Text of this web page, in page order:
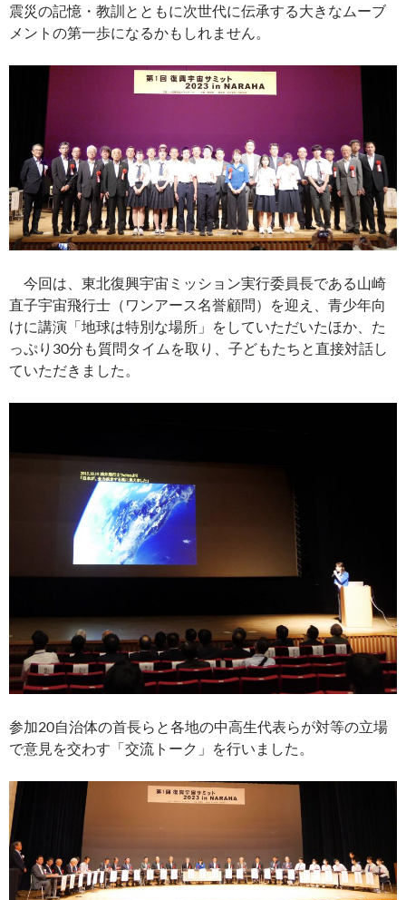
震災の記憶・教訓とともに次世代に伝承する大きなムーブ
メントの第一歩になるかもしれません。
今回は、東北復興宇宙ミッション実行委員長である山崎
直子宇宙飛行士（ワンアース名誉顧問）を迎え、青少年向
けに講演「地球は特別な場所」をしていただいたほか、た
っぷり30分も質問タイムを取り、子どもたちと直接対話し
ていただきました。
参加20自治体の首長らと各地の中高生代表らが対等の立場
で意見を交わす「交流トーク」を行いました。